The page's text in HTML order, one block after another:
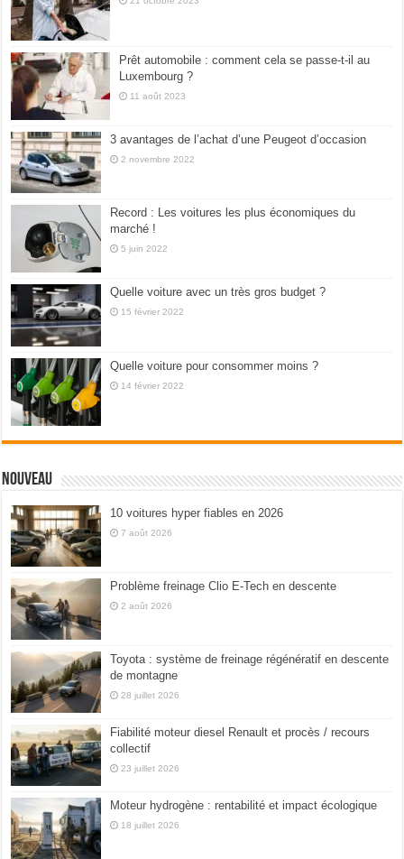
Prêt automobile : comment cela se passe-t-il au
Luxembourg ?
11 août 2023
3 avantages de l’achat d’une Peugeot d’occasion
2 novembre 2022
Record : Les voitures les plus économiques du
marché !
5 juin 2022
Quelle voiture avec un très gros budget ?
15 février 2022
Quelle voiture pour consommer moins ?
14 février 2022
Nouveau
10 voitures hyper fiables en 2026
7 août 2026
Problème freinage Clio E-Tech en descente
2 août 2026
Toyota : système de freinage régénératif en descente
de montagne
28 juillet 2026
Fiabilité moteur diesel Renault et procès / recours
collectif
23 juillet 2026
Moteur hydrogène : rentabilité et impact écologique
18 juillet 2026